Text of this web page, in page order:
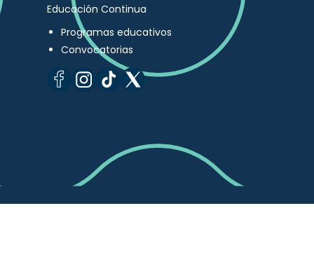
Educación Continua
Programas educativos
Convocatorias